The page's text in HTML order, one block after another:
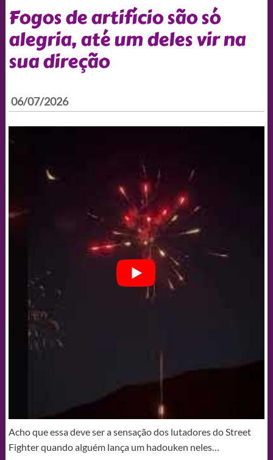
Fogos de artifício são só
alegria, até um deles vir na
sua direção
06/07/2026
Acho que essa deve ser a sensação dos lutadores do Street
Fighter quando alguém lança um hadouken neles…